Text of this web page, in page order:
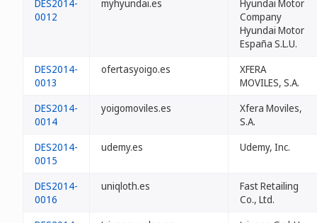
DES2014-
0012
myhyundai.es
Hyundai Motor
Company
Hyundai Motor
España S.L.U.
DES2014-
0013
ofertasyoigo.es
XFERA
MOVILES, S.A.
DES2014-
0014
yoigomoviles.es
Xfera Moviles,
S.A.
DES2014-
0015
udemy.es Udemy, Inc.
DES2014-
0016
uniqloth.es
Fast Retailing
Co., Ltd.